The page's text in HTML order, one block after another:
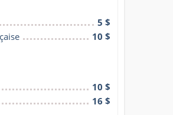
5 $
10 $
10 $
16 $